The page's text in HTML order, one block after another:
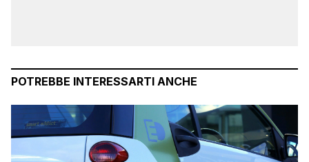
POTREBBE INTERESSARTI ANCHE